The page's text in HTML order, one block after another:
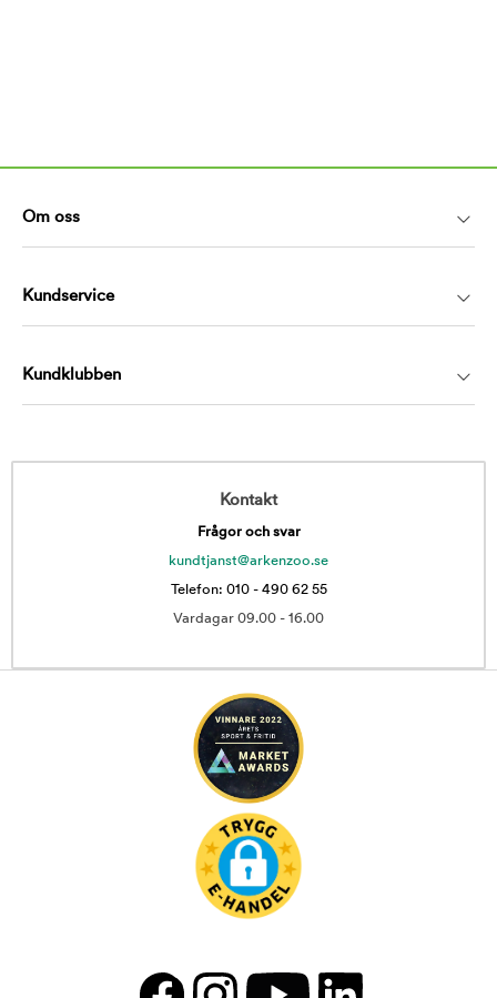
Om oss
Kundservice
Kundklubben
Kontakt
Frågor och svar
kundtjanst@arkenzoo.se
Telefon: 010 - 490 62 55
Vardagar 09.00 - 16.00